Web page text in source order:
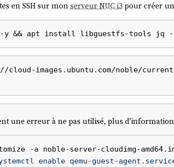
en SSH sur monserveur NUC i3 pour créer un
cloud-images.ubuntu.com/noble/
une erreur à ne pas utilisé, plus
-a noble-server-cloudimg-
enable qemu-guest-